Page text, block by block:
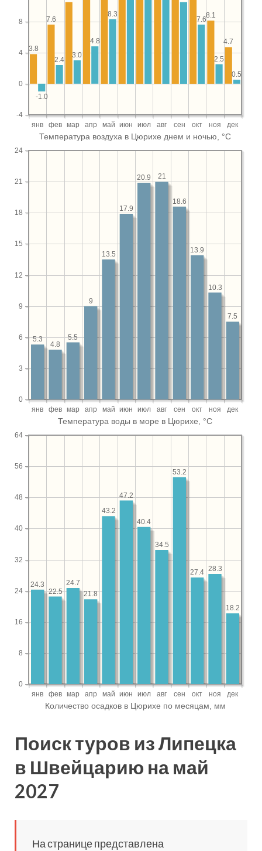
Поиск туров из Липецка
в Швейцарию на май
2027
На странице представлена